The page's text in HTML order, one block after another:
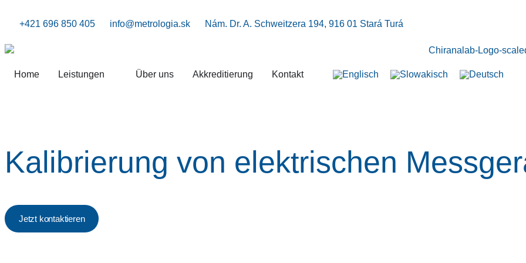
+421 696 850 405 info@metrologia.sk Nám. Dr. A. Schweitzera 194, 916 01 Stará Turá
Home Leistungen Über uns Akkreditierung Kontakt
Kalibrierung von elektrischen
Jetzt kontaktieren